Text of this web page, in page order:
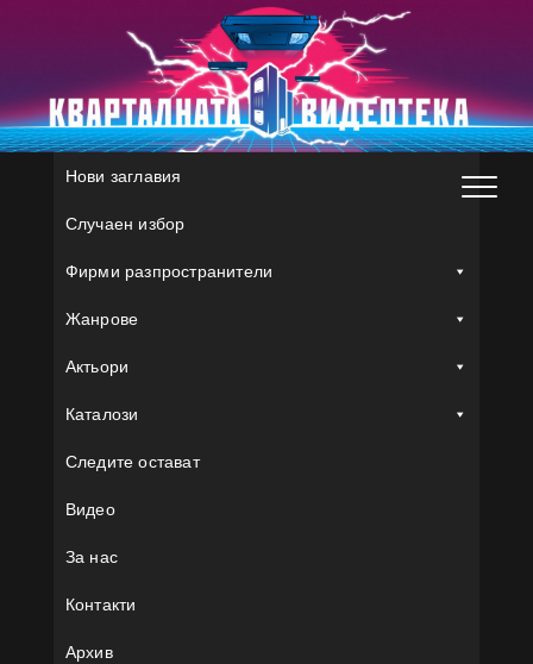
Нови заглавия
Случаен избор
Фирми разпространители
Жанрове
Актьори
Каталози
Следите остават
Видео
За нас
Контакти
Архив